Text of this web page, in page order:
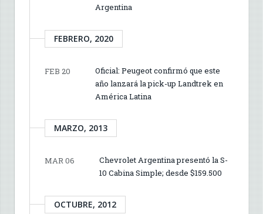
Argentina
FEBRERO, 2020
FEB 20
Oficial: Peugeot confirmó que este
año lanzará la pick-up Landtrek en
América Latina
MARZO, 2013
MAR 06
Chevrolet Argentina presentó la S-
10 Cabina Simple; desde $159.500
OCTUBRE, 2012